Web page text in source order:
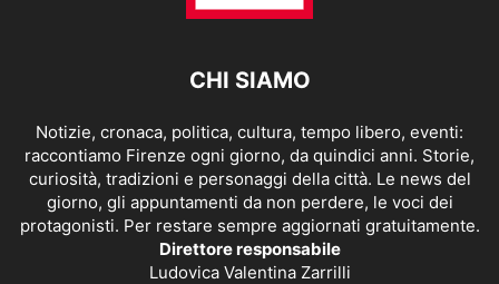
CHI SIAMO
Notizie, cronaca, politica, cultura, tempo libero, eventi:
raccontiamo Firenze ogni giorno, da quindici anni. Storie,
curiosità, tradizioni e personaggi della città. Le news del
giorno, gli appuntamenti da non perdere, le voci dei
protagonisti. Per restare sempre aggiornati gratuitamente.
Direttore responsabile
Ludovica Valentina Zarrilli